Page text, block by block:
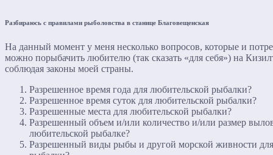
Разбираюсь с правилами рыболовства в станице Благовещенская
На данный момент у меня несколько вопросов, которые и
можно порыбачить любителю (так сказать «для себя») на
соблюдая законы моей страны.
Разрешенное время года для любительской рыбалки?
Разрешенное время суток для любительской рыбалки?
Разрешенные места для любительской рыбалки?
Разрешенный объем и/или количество и/или размер
любительской рыбалке?
Разрешенный виды рыбы и другой морской живности